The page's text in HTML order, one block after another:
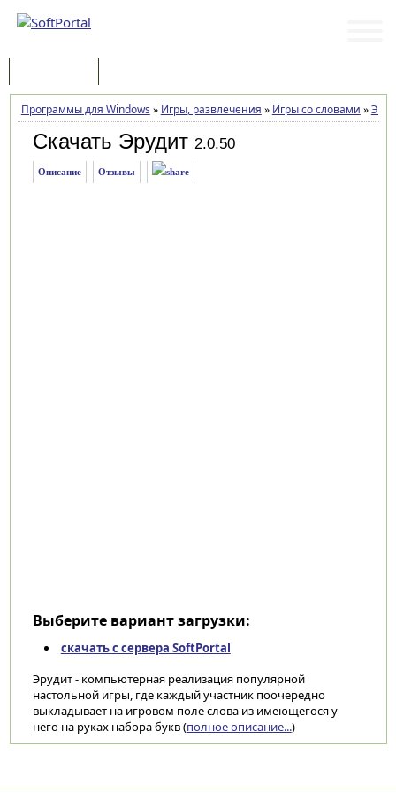
Программы для Windows » Игры, развлечения » Игры со словами »
Скачать Эрудит 2.0.50
Описание Отзывы
Выберите вариант загрузки:
скачать с сервера SoftPortal
Эрудит - компьютерная реализация популярной
настольной игры, где каждый участник поочередно
выкладывает на игровом поле слова из имеющегося у
него на руках набора букв (полное описание...)